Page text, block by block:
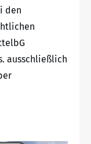
den
ausschließlich